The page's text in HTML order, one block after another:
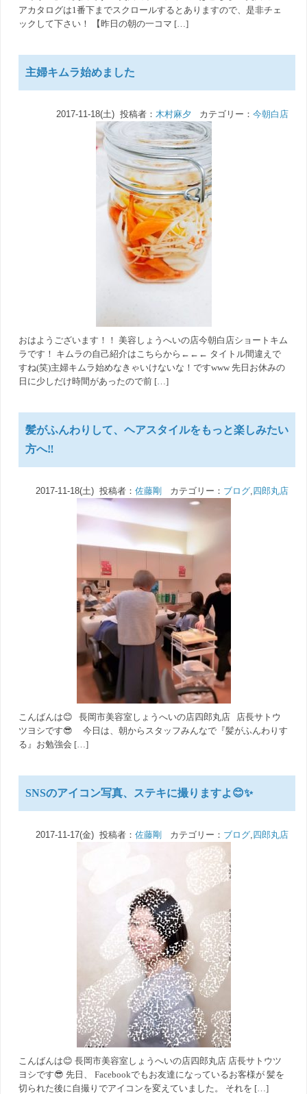
アカタログは1番下までスクロールするとありますので、是非チェ
ックして下さい！ 【昨日の朝の一コマ […]
主婦キムラ始めました
2017-11-18(土) 投稿者： 木村麻夕カテゴリー： 今朝白店
おはようございます！！ 美容しょうへいの店今朝白店ショートキム
ラです！ キムラの自己紹介はこちらから←←← タイトル間違えで
すね(笑)主婦キムラ始めなきゃいけないな！ですwww 先日お休みの
日に少しだけ時間があったので前 […]
髪がふんわりして、ヘアスタイルをもっと楽しみたい
方へ‼️
2017-11-18(土) 投稿者： 佐藤剛 カテゴリー： ブログ,四郎丸店
こんばんは😊 長岡市美容室しょうへいの店四郎丸店 店長サトウ
ツヨシです😎 今日は、朝からスタッフみんなで『髪がふんわりす
る』お勉強会 […]
SNSのアイコン写真、ステキに撮りますよ😊✨
2017-11-17(金) 投稿者： 佐藤剛 カテゴリー： ブログ,四郎丸店
こんばんは😊 長岡市美容室しょうへいの店四郎丸店 店長サトウツ
ヨシです😎 先日、 Facebookでもお友達になっているお客様が 髪を
切られた後に自撮りでアイコンを変えていました。 それを […]